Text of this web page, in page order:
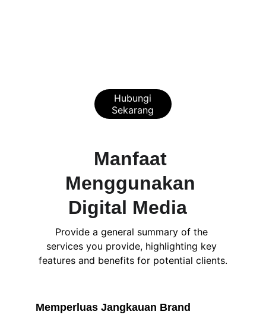
Hubungi
Sekarang
Manfaat
Menggunakan
Digital Media
Provide a general summary of the
services you provide, highlighting key
features and benefits for potential clients.
Memperluas Jangkauan Brand